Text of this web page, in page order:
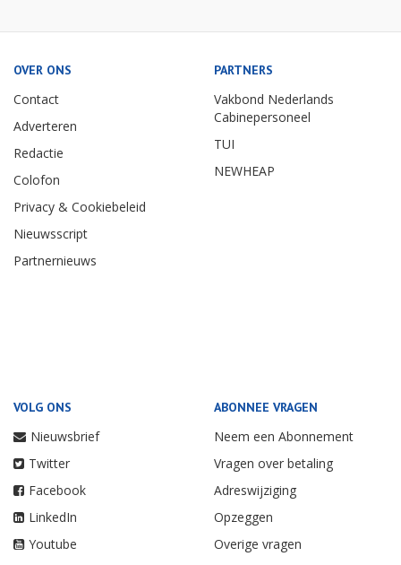
OVER ONS
Contact
Adverteren
Redactie
Colofon
Privacy & Cookiebeleid
Nieuwsscript
Partnernieuws
PARTNERS
Vakbond Nederlands
Cabinepersoneel
TUI
NEWHEAP
VOLG ONS
Nieuwsbrief
Twitter
Facebook
LinkedIn
Youtube
ABONNEE VRAGEN
Neem een Abonnement
Vragen over betaling
Adreswijziging
Opzeggen
Overige vragen